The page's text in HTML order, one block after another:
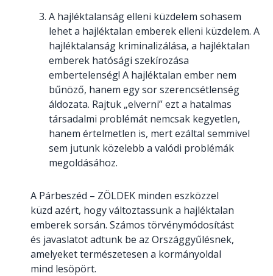
A hajléktalanság elleni küzdelem sohasem
lehet a hajléktalan emberek elleni küzdelem. A
hajléktalanság kriminalizálása, a hajléktalan
emberek hatósági szekírozása
embertelenség! A hajléktalan ember nem
bűnöző, hanem egy sor szerencsétlenség
áldozata. Rajtuk „elverni” ezt a hatalmas
társadalmi problémát nemcsak kegyetlen,
hanem értelmetlen is, mert ezáltal semmivel
sem jutunk közelebb a valódi problémák
megoldásához.
A Párbeszéd – ZÖLDEK minden eszközzel
küzd azért, hogy változtassunk a hajléktalan
emberek sorsán. Számos törvénymódosítást
és javaslatot adtunk be az Országgyűlésnek,
amelyeket természetesen a kormányoldal
mind lesöpört.